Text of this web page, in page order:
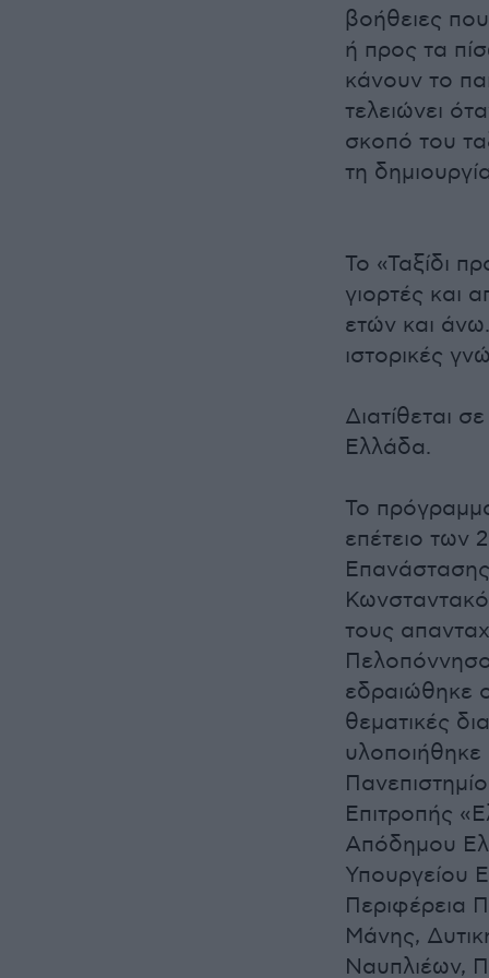
βοήθειες
ή προς τα
κάνουν το
τελειώνει
σκοπό του
τη
Το «Ταξίδι
γιορτές και
ετών και
ιστορικές
Διατίθεται
Ελλάδα.
Το
επέτειο των
τους
εδραιώθηκε
θεματικές
υλοποιήθηκε
Επιτροπής
Απόδημου
Υπουργείου
Περιφέρεια
Μάνης,
Ναυπλιέων,